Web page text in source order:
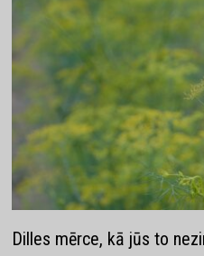
Dilles mērce, kā jūs to